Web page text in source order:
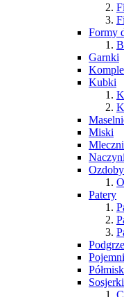
Formy
Garnki
Kubki
Miski
Ozdoby
Patery
Sosjerki